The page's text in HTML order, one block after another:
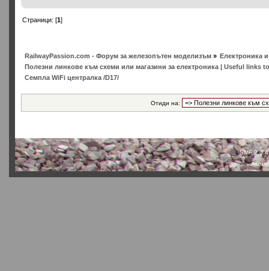
Страници: [1]
RailwayPassion.com - Форум за железопътен моделизъм» Електроника
Полезни линкове към схеми или магазини за електроника | Useful links
Семпла WiFi централка /D17/
Отиди на:
SMF 2.0.4